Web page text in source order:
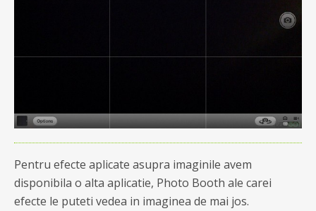
Pentru efecte aplicate asupra imaginile avem
disponibila o alta aplicatie, Photo Booth ale carei
efecte le puteti vedea in imaginea de mai jos.